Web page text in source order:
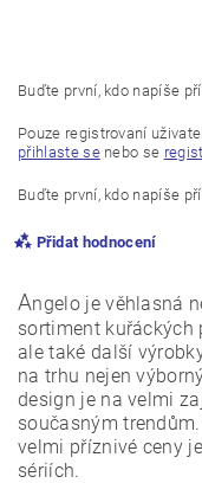
Buďte první, kdo napíše
Pouze registrovaní
přihlaste senebo se
Buďte první, kdo napíše
Přidat hodnocení
Angelo je věhlasná
sortiment kuřáckých
ale také další
na trhu nejen
design je na velmi
současným
velmi příznivé ceny
sériích.